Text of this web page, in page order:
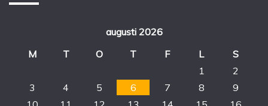
augusti 2026
M
T O T F L
S
1
2
3
4 5 6 7 8
9